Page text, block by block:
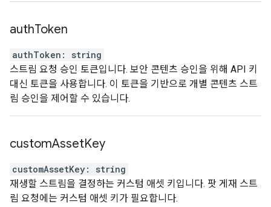
authToken
authToken :
string
스트림 요청 승인 토큰입니다. 보안 콘텐츠 승인을 위해 API 키
대신 토큰을 사용합니다. 이 토큰을 기반으로 개별 콘텐츠 스트
림 승인을 제어할 수 있습니다.
customAssetKey
customAssetKey:
string
재생할 스트림을 결정하는 커스텀 애셋 키입니다. 팟 게재 스트
림 요청에는 커스텀 애셋 키가 필요합니다.